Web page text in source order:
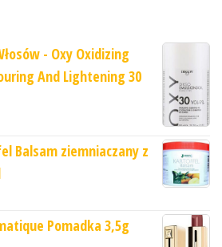
- Oxy Oxidizing
And Lightening 30
Balsam ziemniaczany z
Pomadka 3,5g